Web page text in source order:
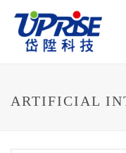
ARTIFICIAL